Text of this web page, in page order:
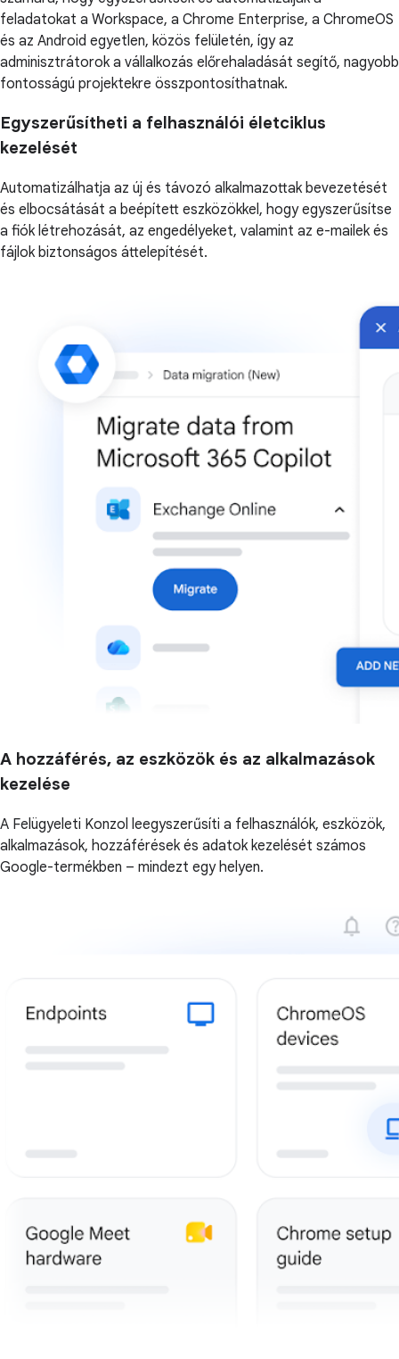
feladatokat a Workspace, a Chrome Enterprise, a ChromeOS
és az Android egyetlen, közös felületén, így az
adminisztrátorok a vállalkozás előrehaladását segítő, nagyobb
fontosságú projektekre összpontosíthatnak.
Egyszerűsítheti a felhasználói életciklus
kezelését
Automatizálhatja az új és távozó alkalmazottak bevezetését
és elbocsátását a beépített eszközökkel, hogy egyszerűsítse
a fiók létrehozását, az engedélyeket, valamint az e-mailek és
fájlok biztonságos áttelepítését.
A hozzáférés, az eszközök és az alkalmazások
kezelése
A Felügyeleti Konzol leegyszerűsíti a felhasználók, eszközök,
alkalmazások, hozzáférések és adatok kezelését számos
Google-termékben – mindezt egy helyen.